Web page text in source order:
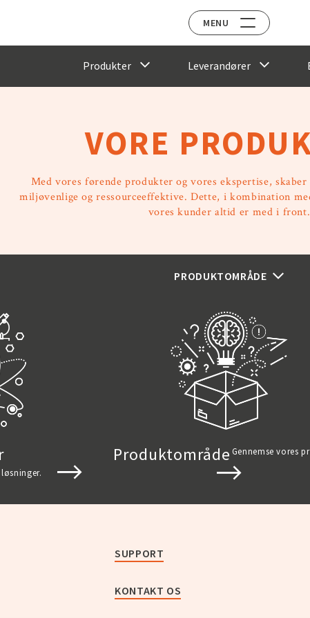
MENU
Produkter Leverandører
VORE
Med vores førende produkter og vores ekspertise,
miljøvenlige og ressourceeffektive. Dette, i kombination
vores kunder altid er med i front.
PRODUKTOMRÅDE
Produktområde Gennemse vores
SUPPORT
KONTAKT OS